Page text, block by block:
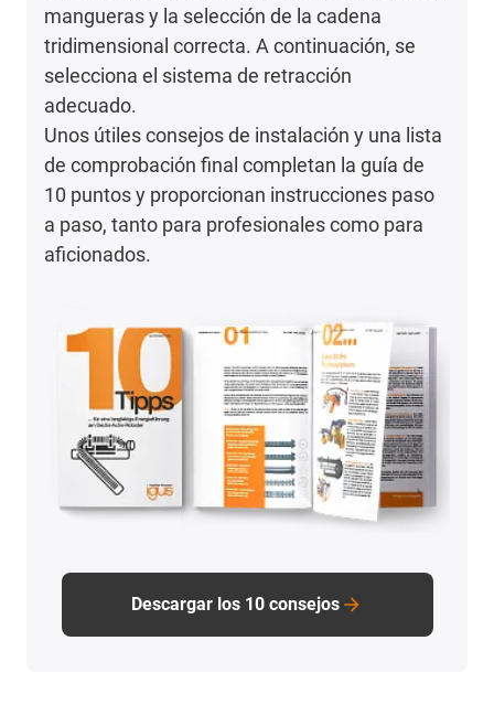
mangueras y la selección de la cadena
tridimensional correcta. A continuación, se
selecciona el sistema de retracción
adecuado.
Unos útiles consejos de instalación y una lista
de comprobación final completan la guía de
10 puntos y proporcionan instrucciones paso
a paso, tanto para profesionales como para
aficionados.
Descargar los 10 consejos